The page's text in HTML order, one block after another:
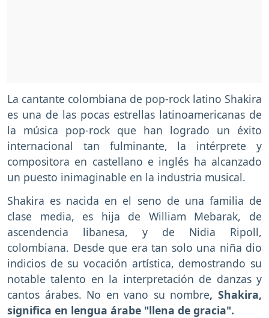
La cantante colombiana de pop-rock latino Shakira
es una de las pocas estrellas latinoamericanas de
la música pop-rock que han logrado un éxito
internacional tan fulminante, la intérprete y
compositora en castellano e inglés ha alcanzado
un puesto inimaginable en la industria musical.
Shakira es nacida en el seno de una familia de
clase media, es hija de William Mebarak, de
ascendencia libanesa, y de Nidia Ripoll,
colombiana. Desde que era tan solo una niña dio
indicios de su vocación artística, demostrando su
notable talento en la interpretación de danzas y
cantos árabes. No en vano su nombre, Shakira,
significa en lengua árabe "llena de gracia".